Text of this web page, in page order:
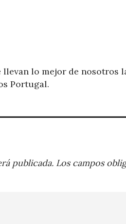
lo mejor de nosotros
Portugal.
publicada. Los campos